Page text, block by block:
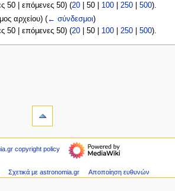
50| επόμενες 50) (20| 50| 100| 250| 500).
αρχείου) (← σύνδεσμοι)
50| επόμενες 50) (20| 50| 100| 250| 500).
Σχετικά με astronomia.gr Αποποίηση ευθυνών